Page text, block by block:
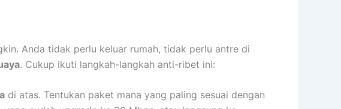
Anda tidak perlu keluar rumah, tidak perlu antre di
. Cukup ikuti langkah-langkah anti-ribet ini:
di atas. Tentukan paket mana yang paling sesuai dengan